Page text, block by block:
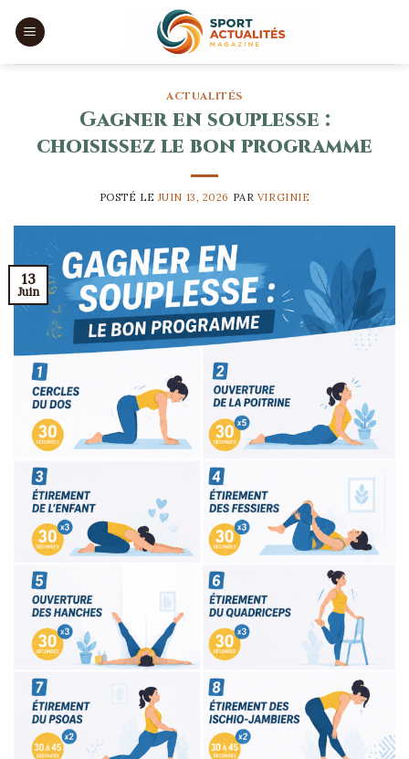
ACTUALITÉS
Gagner en souplesse :
choisissez le bon programme
POSTÉ LE JUIN 13, 2026 PAR VIRGINIE
13
Juin